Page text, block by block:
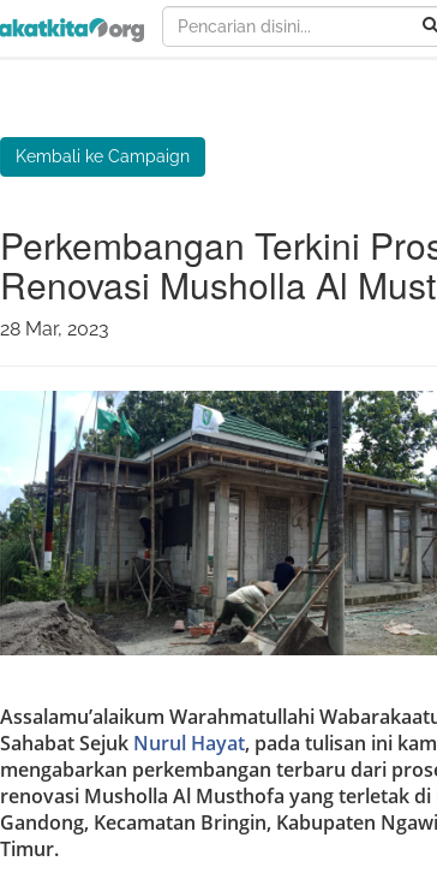
Kembali ke Campaign
Perkembangan Terkini
Renovasi Musholla Al
28 Mar, 2023
Assalamu’alaikum Warahmatullahi
Sahabat Sejuk Nurul Hayat, pada tulisan ini
mengabarkan perkembangan terbaru dari
renovasi Musholla Al Musthofa yang terletak di
Gandong, Kecamatan Bringin, Kabupaten
Timur.